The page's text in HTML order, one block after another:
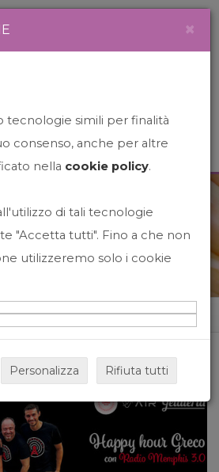
×
tecnologie simili per finalità
consenso, anche per altre
nella cookie policy.
di tali tecnologie
"Accetta tutti". Fino a che non
utilizzeremo solo i cookie
Personalizza Rifiuta tutti